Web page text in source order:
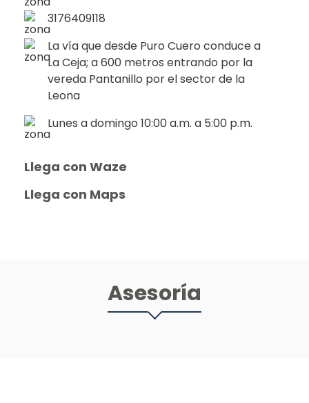
3176409118
La vía que desde Puro Cuero conduce a
La Ceja; a 600 metros entrando por la
vereda Pantanillo por el sector de la
Leona
Lunes a domingo 10:00 a.m. a 5:00 p.m.
Llega con Waze
Llega con Maps
Asesoría